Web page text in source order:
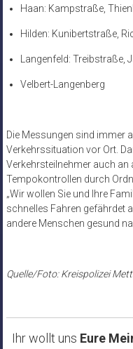
Haan: Kampstraße,
Hilden: Kunibertstraße,
Langenfeld: Treibstraße,
Velbert-Langenberg
Die Messungen sind immer
Verkehrssituation vor Ort.
Verkehrsteilnehmer auch an
Tempokontrollen durch
„Wir wollen Sie und Ihre
schnelles Fahren gefährdet
andere Menschen gesund
Quelle/Foto: Kreispolizei
Ihr wollt uns Eure